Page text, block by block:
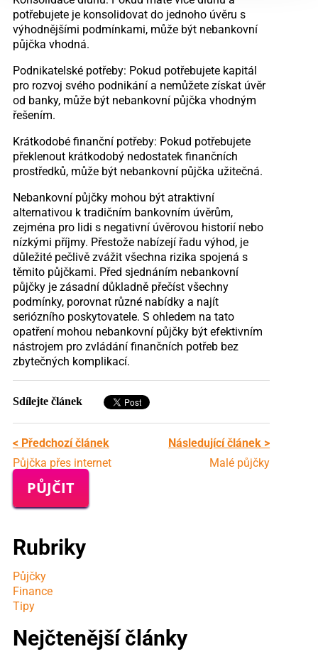
potřebujete je konsolidovat do jednoho úvěru s
výhodnějšími podmínkami, může být nebankovní
půjčka vhodná.
Podnikatelské potřeby: Pokud potřebujete kapitál
pro rozvoj svého podnikání a nemůžete získat úvěr
od banky, může být nebankovní půjčka vhodným
řešením.
Krátkodobé finanční potřeby: Pokud potřebujete
překlenout krátkodobý nedostatek finančních
prostředků, může být nebankovní půjčka užitečná.
Nebankovní půjčky mohou být atraktivní
alternativou k tradičním bankovním úvěrům,
zejména pro lidi s negativní úvěrovou historií nebo
nízkými příjmy. Přestože nabízejí řadu výhod, je
důležité pečlivě zvážit všechna rizika spojená s
těmito půjčkami. Před sjednáním nebankovní
půjčky je zásadní důkladně přečíst všechny
podmínky, porovnat různé nabídky a najít
seriózního poskytovatele. S ohledem na tato
opatření mohou nebankovní půjčky být efektivním
nástrojem pro zvládání finančních potřeb bez
zbytečných komplikací.
Sdílejte článek
< Předchozí článek
Půjčka přes internet
Následující článek >
Malé půjčky
PŮJČIT
Rubriky
Půjčky
Finance
Tipy
Nejčtenější články